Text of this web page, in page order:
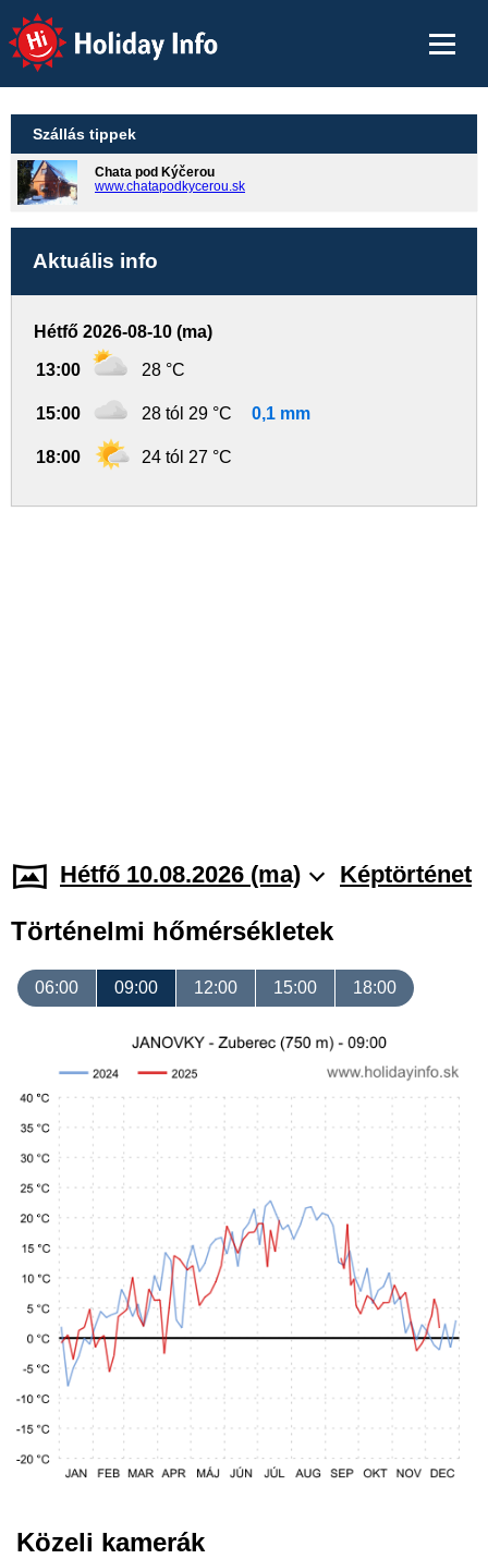
Holiday Info
Szállás tippek
Chata pod Kýčerou
www.chatapodkycerou.sk
Aktuális info
Hétfő 2026-08-10 (ma)
13:00 28 °C
15:00 28 tól 29 °C 0,1 mm
18:00 24 tól 27 °C
Hétfő 10.08.2026 (ma) Képtörténet
Történelmi hőmérsékletek
06:00 09:00 12:00 15:00 18:00
Közeli kamerák